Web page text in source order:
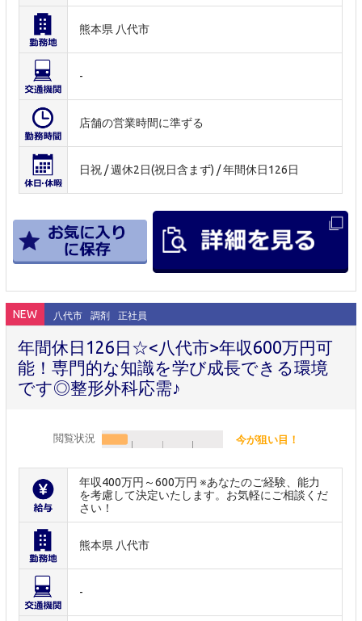
熊本県 八代市
-
店舗の営業時間に準ずる
日祝 / 週休2日(祝日含まず) / 年間休日126日
NEW 八代市 調剤 正社員
年間休日126日☆<八代市>年収600万円可
能！専門的な知識を学び成長できる環境
です◎整形外科応需♪
閲覧状況 今が狙い目！
年収400万円～600万円 ※あなたのご経験、能力
を考慮して決定いたします。お気軽にご相談くだ
さい！
熊本県 八代市
-